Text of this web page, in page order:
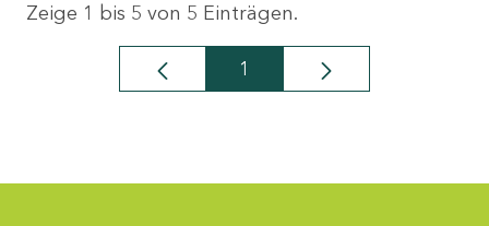
Zeige 1 bis 5 von 5 Einträgen.
Seite
1